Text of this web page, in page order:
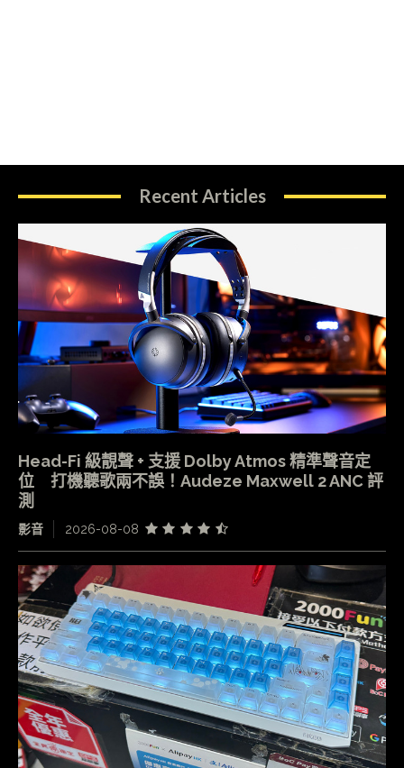
Recent Articles
Head-Fi 級靚聲 + 支援 Dolby Atmos 精準聲音定
位 打機聽歌兩不誤！Audeze Maxwell 2 ANC 評
測
影音 2026-08-08